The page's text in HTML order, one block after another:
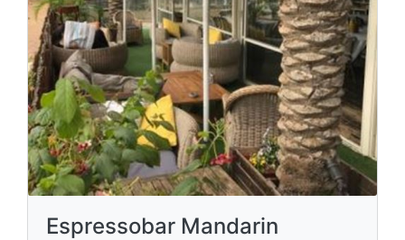
Espressobar Mandarin